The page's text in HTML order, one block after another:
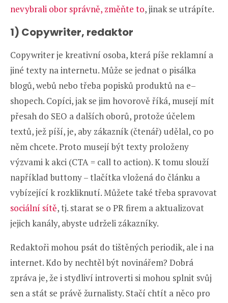
nevybrali obor správně, změňte to, jinak se utrápíte.
1) Copywriter, redaktor
Copywriter je kreativní osoba, která píše reklamní a
jiné texty na internetu. Může se jednat o pisálka
blogů, webů nebo třeba popisků produktů na e–
shopech. Copíci, jak se jim hovorově říká, musejí mít
přesah do SEO a dalších oborů, protože účelem
textů, jež píší, je, aby zákazník (čtenář) udělal, co po
něm chcete. Proto musejí být texty proloženy
výzvami k akci (CTA = call to action). K tomu slouží
například buttony – tlačítka vložená do článku a
vybízející k rozkliknutí. Můžete také třeba spravovat
sociální sítě, tj. starat se o PR firem a aktualizovat
jejich kanály, abyste udrželi zákazníky.
Redaktoři mohou psát do tištěných periodik, ale i na
internet. Kdo by nechtěl být novinářem? Dobrá
zpráva je, že i stydliví introverti si mohou splnit svůj
sen a stát se právě žurnalisty. Stačí chtít a něco pro